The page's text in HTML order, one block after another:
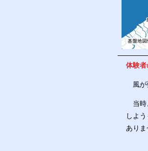
体験
風が
当時
しよ
ありま